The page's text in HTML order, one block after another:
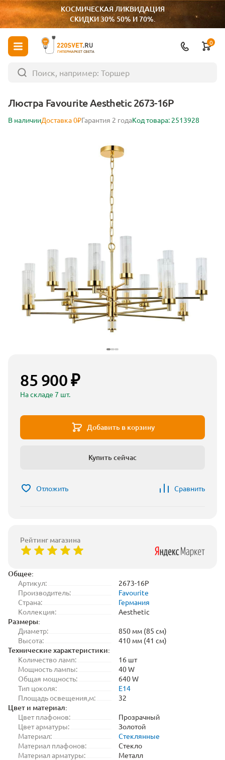
КОСМИЧЕСКАЯ ЛИКВИДАЦИЯ
СКИДКИ 30% 50% И 70%.
ГИПЕРМАРКЕТ СВЕТА
0
Люстра Favourite Aesthetic 2673-16P
В наличииДоставка 0₽Гарантия 2 годаКод товара: 2513928
Общее:
Артикул:
2673-16P
Производитель:
Favourite
Страна:
Германия
Коллекция:
Aesthetic
Размеры:
Диаметр:
850 мм (85 см)
Высота:
410 мм (41 см)
Технические характеристики:
Количество ламп:
16 шт
Мощность лампы:
40 W
Общая мощность:
640 W
Тип цоколя:
E14
Площадь освещения,м:
32
Цвет и материал:
Цвет плафонов:
Прозрачный
Цвет арматуры:
Золотой
Материал:
Стеклянные
Материал плафонов:
Стекло
Материал арматуры:
Металл
85 900 ₽
На складе 7 шт.
Добавить в корзину
Купить сейчас
Отложить Сравнить
Рейтинг магазина